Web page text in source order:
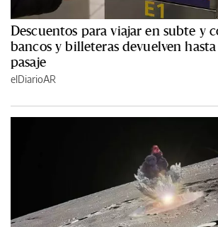
Descuentos para viajar en subte y
bancos y billeteras devuelven
pasaje
elDiarioAR